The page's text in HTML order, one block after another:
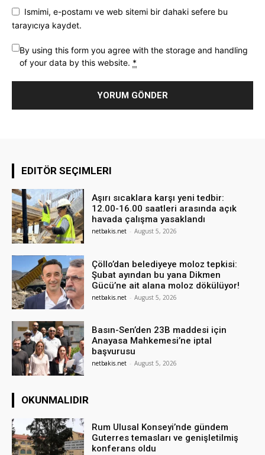
Ismimi, e-postamı ve web sitemi bir dahaki sefere bu
tarayıcıya kaydet.
By using this form you agree with the storage and handling
of your data by this website. *
EDITÖR SEÇIMLERI
Aşırı sıcaklara karşı yeni tedbir:
12.00-16.00 saatleri arasında açık
havada çalışma yasaklandı
netbakis.net - August 5, 2026
Çöllo’dan belediyeye moloz tepkisi:
Şubat ayından bu yana Dikmen
Gücü’ne ait alana moloz dökülüyor!
netbakis.net - August 5, 2026
Basın-Sen’den 23B maddesi için
Anayasa Mahkemesi’ne iptal
başvurusu
netbakis.net - August 5, 2026
OKUNMALIDIR
Rum Ulusal Konseyi’nde gündem
Guterres temasları ve genişletilmiş
konferans oldu